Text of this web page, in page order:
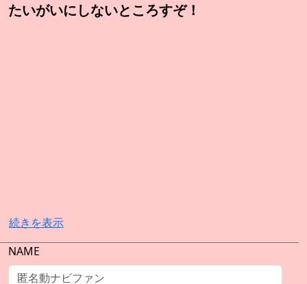
たいがいにしないところすぞ！
続きを表示
NAME